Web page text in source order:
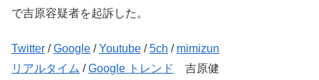
で吉原容疑者を起訴した。
Twitter /Google /Youtube /5ch / mimizun
リアルタイム /Google トレンド
吉原健